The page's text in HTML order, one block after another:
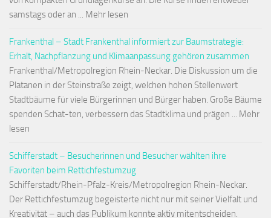
samstags oder an ... Mehr lesen
Frankenthal – Stadt Frankenthal informiert zur Baumstrategie:
Erhalt, Nachpflanzung und Klimaanpassung gehören zusammen
Frankenthal/Metropolregion Rhein-Neckar. Die Diskussion um die
Platanen in der Steinstraße zeigt, welchen hohen Stellenwert
Stadtbäume für viele Bürgerinnen und Bürger haben. Große Bäume
spenden Schat-ten, verbessern das Stadtklima und prägen ... Mehr
lesen
Schifferstadt – Besucherinnen und Besucher wählten ihre
Favoriten beim Rettichfestumzug
Schifferstadt/Rhein-Pfalz-Kreis/Metropolregion Rhein-Neckar.
Der Rettichfestumzug begeisterte nicht nur mit seiner Vielfalt und
Kreativität – auch das Publikum konnte aktiv mitentscheiden.